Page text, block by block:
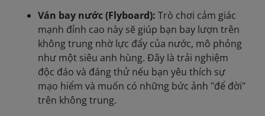
Ván bay nước (Flyboard): Trò chơi cảm giác
mạnh đỉnh cao này sẽ giúp bạn bay lượn trên
không trung nhờ lực đẩy của nước, mô phỏng
như một siêu anh hùng. Đây là trải nghiệm
độc đáo và đáng thử nếu bạn yêu thích sự
mạo hiểm và muốn có những bức ảnh "để đời"
trên không trung.